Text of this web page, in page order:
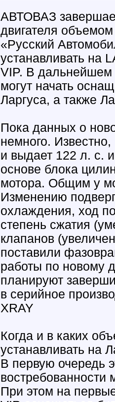
АВТОВАЗ
двигателя
«Русский
устанавливать на
VIP. В дальнейшем
могут начать
Ларгуса, а также
Пока данных о
немного.
и выдает 122 л. с.
основе блока
мотора. Общим у
Изменению
охлаждения, ход
степень сжатия
клапанов
поставили
работы по новому
планируют
в серийное
XRAY
Когда и в каких
устанавливать на
В первую очередь
При этом на